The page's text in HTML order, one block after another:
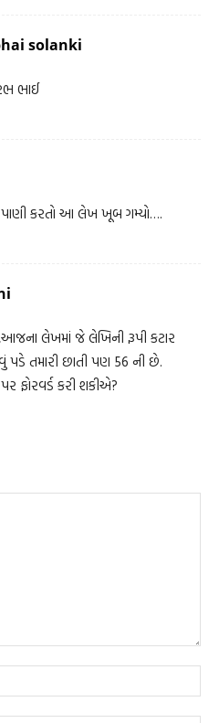
solanki
ભાઈ
કરતો આ લેખ ખૂબ ગમ્યો….
લેખમાં જે લેખિની રૂપી કટાર
પડે તમારી છાતી પણ 56 ની છે.
ફોરવર્ડ કરી શકીએ?